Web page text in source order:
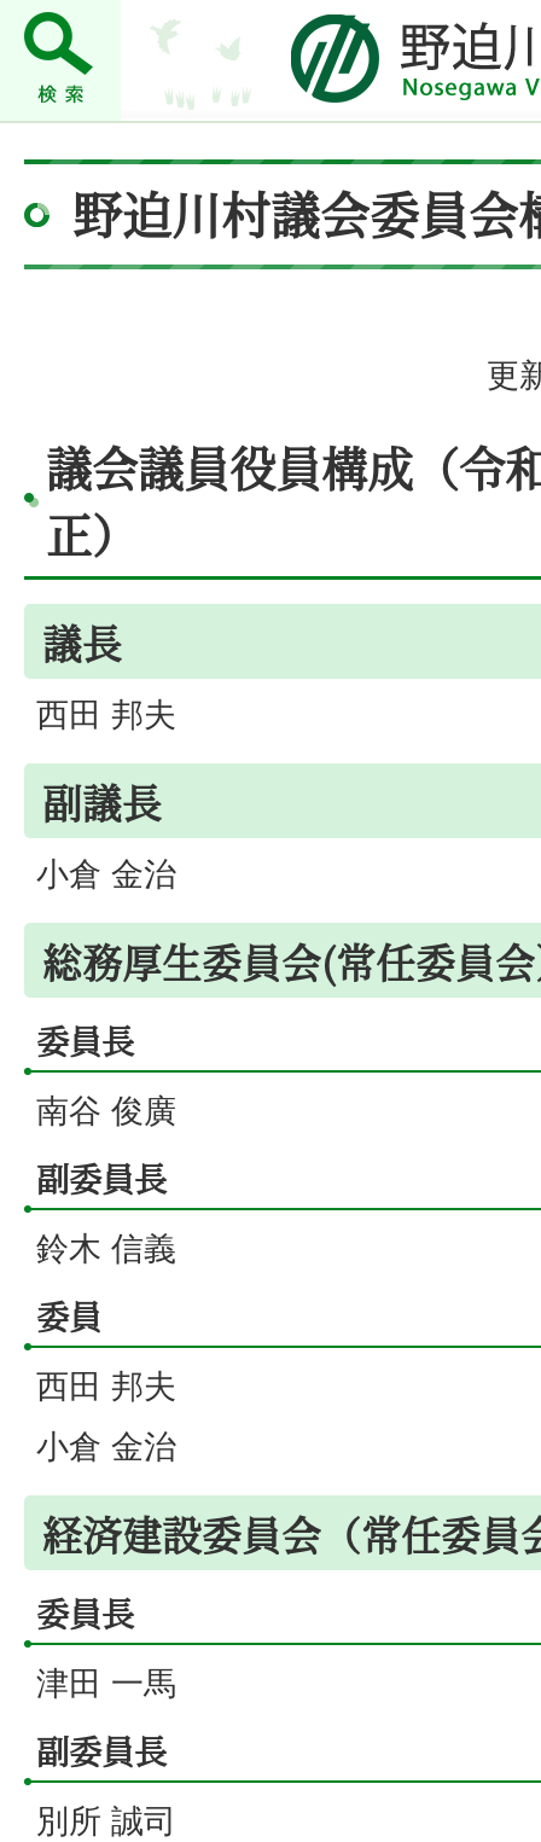
野迫川村議会委員会
更
議会議員役員構成（令
正）
議長
西田 邦夫
副議長
小倉 金治
総務厚生委員会(常任委員
委員長
南谷 俊廣
副委員長
鈴木 信義
委員
西田 邦夫
小倉 金治
経済建設委員会（常任委員
委員長
津田 一馬
副委員長
別所 誠司